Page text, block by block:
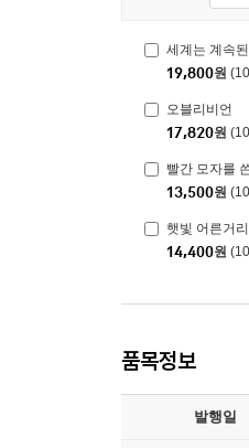
세계는 계속
19,800원
오블리비언
17,820원
빨간 모자를
13,500원
햇빛 어른거
14,400원
품목정보
발행일